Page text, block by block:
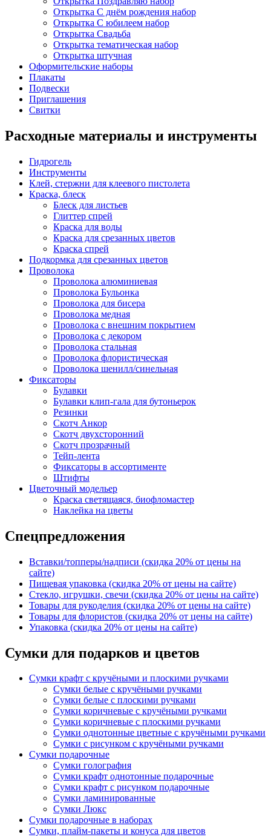
Открытка С днём рождения набор
Открытка С юбилеем набор
Открытка Свадьба
Открытка тематическая набор
Открытка штучная
Оформительские наборы
Плакаты
Подвески
Приглашения
Свитки
Расходные материалы и инструменты
Гидрогель
Инструменты
Клей, стержни для клеевого пистолета
Краска, блеск
Блеск для листьев
Глиттер спрей
Краска для воды
Краска для срезанных цветов
Краска спрей
Подкормка для срезанных цветов
Проволока
Проволока алюминиевая
Проволока Бульонка
Проволока для бисера
Проволока медная
Проволока с внешним покрытием
Проволока с декором
Проволока стальная
Проволока флористическая
Проволока шенилл/синельная
Фиксаторы
Булавки
Булавки клип-гала для бутоньерок
Резинки
Скотч Анкор
Скотч двухсторонний
Скотч прозрачный
Тейп-лента
Фиксаторы в ассортименте
Штифты
Цветочный модельер
Краска светящаяся, биофломастер
Наклейка на цветы
Спецпредложения
Вставки/топперы/надписи (скидка 20% от цены на
сайте)
Пищевая упаковка (скидка 20% от цены на сайте)
Стекло, игрушки, свечи (скидка 20% от цены на сайте)
Товары для рукоделия (скидка 20% от цены на сайте)
Товары для флористов (скидка 20% от цены на сайте)
Упаковка (скидка 20% от цены на сайте)
Сумки для подарков и цветов
Сумки крафт с кручёными и плоскими ручками
Сумки белые с кручёными ручками
Сумки белые с плоскими ручками
Сумки коричневые с кручёными ручками
Сумки коричневые с плоскими ручками
Сумки однотонные цветные с кручёными ручками
Сумки с рисунком с кручёными ручками
Сумки подарочные
Сумки голография
Сумки крафт однотонные подарочные
Сумки крафт с рисунком подарочные
Сумки ламинированные
Сумки Люкс
Сумки подарочные в наборах
Сумки, плайм-пакеты и конуса для цветов